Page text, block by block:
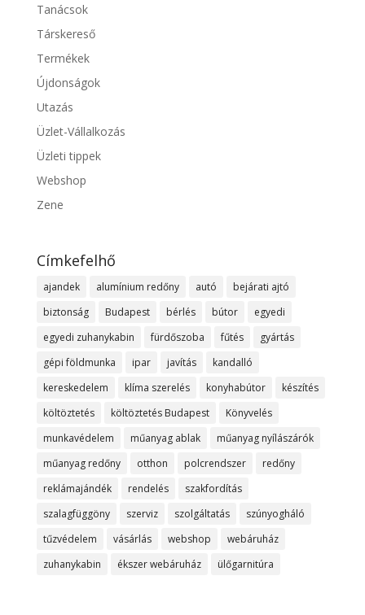
Tanácsok
Társkereső
Termékek
Újdonságok
Utazás
Üzlet-Vállalkozás
Üzleti tippek
Webshop
Zene
Címkefelhő
ajandek alumínium redőny autó
bejárati ajtó
biztonság
Budapest bérlés bútor
egyedi
egyedi zuhanykabin
fürdőszoba fűtés
gyártás
gépi földmunka
ipar javítás
kandalló
kereskedelem
klíma szerelés konyhabútor
készítés
költöztetés
költöztetés Budapest
Könyvelés
munkavédelem
műanyag ablak
műanyag nyílászárók
műanyag redőny
otthon polcrendszer
redőny
reklámajándék
rendelés
szakfordítás
szalagfüggöny
szerviz szolgáltatás
szúnyogháló
tűzvédelem
vásárlás webshop
webáruház
zuhanykabin
ékszer webáruház ülőgarnitúra